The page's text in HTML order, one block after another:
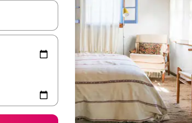
하거나 터치 또는 스와이프 동작으로 탐색하세요.